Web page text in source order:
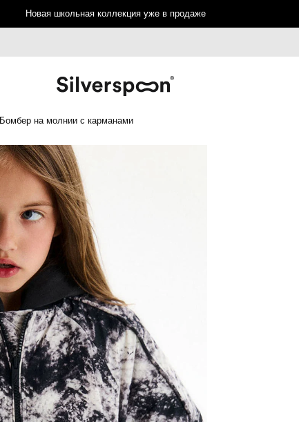
Новая школьная коллекция уже в продаже
Бомбер на молнии с карманами